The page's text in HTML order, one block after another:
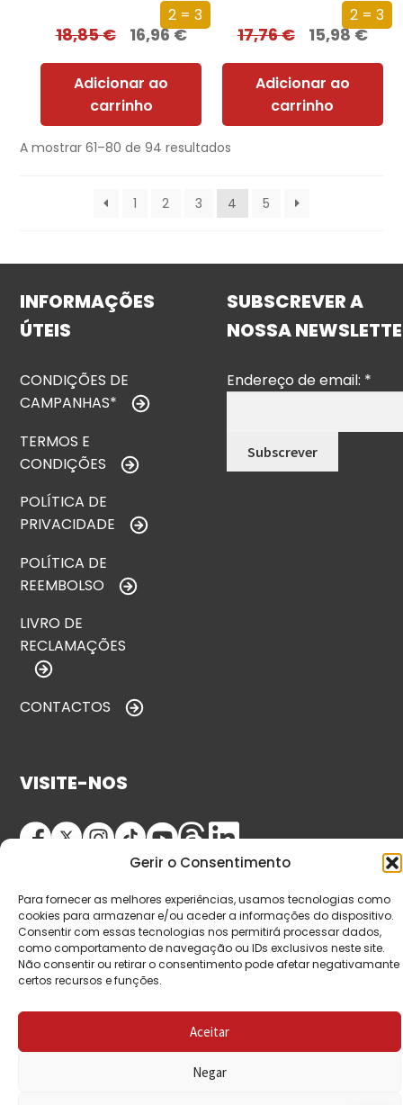
Gerir o Consentimento
Para fornecer as melhores experiências, usamos tecnologias como
cookies para armazenar e/ou aceder a informações do dispositivo.
Consentir com essas tecnologias nos permitirá processar dados,
como comportamento de navegação ou IDs exclusivos neste site.
Não consentir ou retirar o consentimento pode afetar negativamante
certos recursos e funções.
Aceitar
Negar
2 = 3
18,85€ 16,96€
Adicionar ao
carrinho
2 = 3
17,76€ 15,98€
Adicionar ao
carrinho
A mostrar 61–80 de 94 resultados
1 2 3 4 5
INFORMAÇÕES
ÚTEIS
CONDIÇÕES DE
CAMPANHAS*
TERMOS E
CONDIÇÕES
POLÍTICA DE
PRIVACIDADE
POLÍTICA DE
REEMBOLSO
LIVRO DE
RECLAMAÇÕES
CONTACTOS
SUBSCREVER A
NOSSA
Endereço de email: *
VISITE-NOS
© Copyright 2026 Saída de Emergência. Todos os
direitos reservados.